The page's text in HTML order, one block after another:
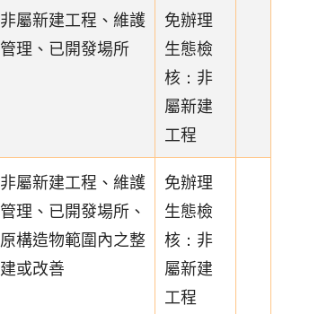
非屬新建工程、維護
管理、已開發場所
免辦理
生態檢
核：非
屬新建
工程
非屬新建工程、維護
管理、已開發場所、
原構造物範圍內之整
建或改善
免辦理
生態檢
核：非
屬新建
工程